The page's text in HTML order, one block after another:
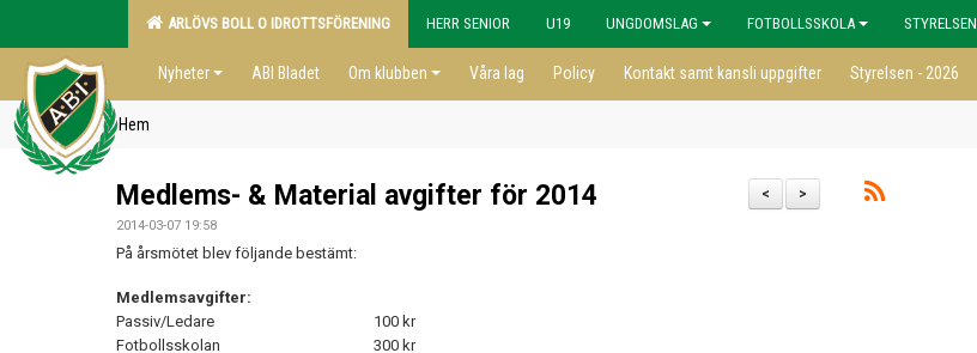
ARLÖVS BOLL O IDROTTSFÖRENING HERR SENIOR U19 UNGDOMSLAG FOTBOLLSSKOLA STYRELSEN
Nyheter ABI Bladet Om klubben Våra lag Policy Kontakt samt kansli uppgifter Styrelsen - 2026
Hem
>
<
Medlems- & Material avgifter för 2014
2014-03-07 19:58
På årsmötet blev följande bestämt:
Medlemsavgifter:
Passiv/Ledare
100 kr
Fotbollsskolan
300 kr